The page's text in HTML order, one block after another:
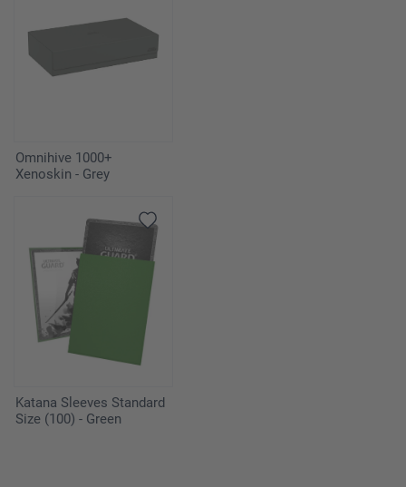
Omnihive 1000+
Xenoskin - Grey
Katana Sleeves Standard
Size (100) - Green